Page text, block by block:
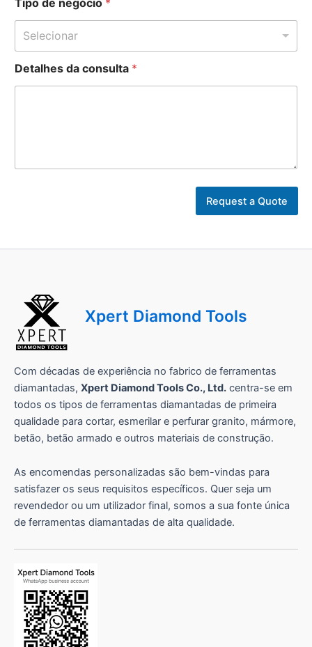
Selecionar
Detalhes da consulta *
m
c
i
Request a Quote
Xpert Diamond Tools
Com décadas de experiência no fabrico de ferramentas
diamantadas, Xpert Diamond Tools Co., Ltd. centra-se em
todos os tipos de ferramentas diamantadas de primeira
qualidade para cortar, esmerilar e perfurar granito, mármore,
betão, betão armado e outros materiais de construção.
As encomendas personalizadas são bem-vindas para
satisfazer os seus requisitos específicos. Quer seja um
revendedor ou um utilizador final, somos a sua fonte única
de ferramentas diamantadas de alta qualidade.